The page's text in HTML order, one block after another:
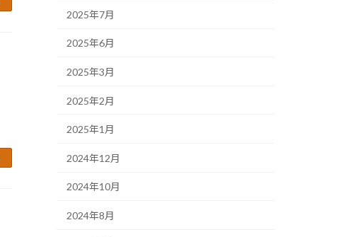
2025年7月
2025年6月
2025年3月
2025年2月
2025年1月
2024年12月
2024年10月
2024年8月